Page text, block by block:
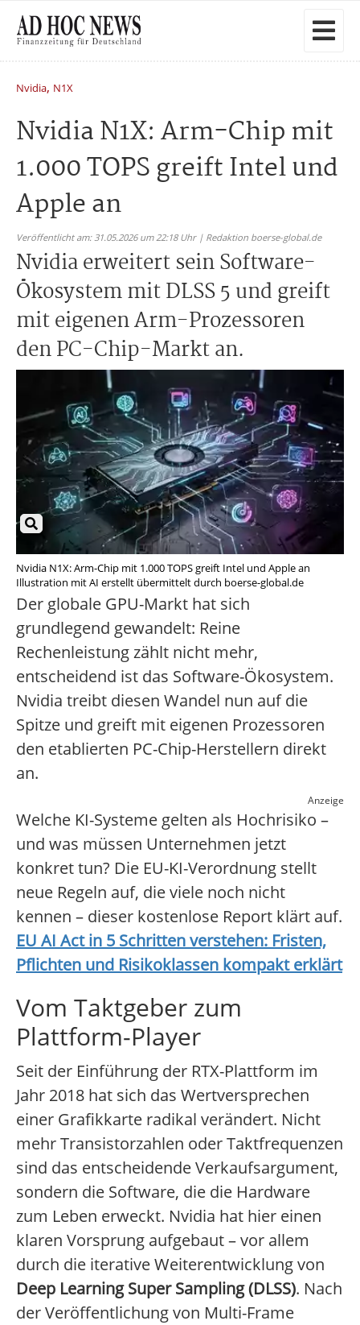
Nvidia, N1X
Nvidia N1X: Arm-Chip mit
1.000 TOPS greift Intel und
Apple an
Veröffentlicht am: 31.05.2026 um 22:18 Uhr | Redaktion boerse-global.de
Nvidia erweitert sein Software-
Ökosystem mit DLSS 5 und greift
mit eigenen Arm-Prozessoren
den PC-Chip-Markt an.
Nvidia N1X: Arm-Chip mit 1.000 TOPS greift Intel und Apple an
Illustration mit AI erstellt übermittelt durch boerse-global.de
Der globale GPU-Markt hat sich
grundlegend gewandelt: Reine
Rechenleistung zählt nicht mehr,
entscheidend ist das Software-Ökosystem.
Nvidia treibt diesen Wandel nun auf die
Spitze und greift mit eigenen Prozessoren
den etablierten PC-Chip-Herstellern direkt
an.
Anzeige
Welche KI-Systeme gelten als Hochrisiko –
und was müssen Unternehmen jetzt
konkret tun? Die EU-KI-Verordnung stellt
neue Regeln auf, die viele noch nicht
kennen – dieser kostenlose Report klärt auf.
EU AI Act in 5 Schritten verstehen: Fristen,
Pflichten und Risikoklassen kompakt erklärt
Vom Taktgeber zum
Plattform-Player
Seit der Einführung der RTX-Plattform im
Jahr 2018 hat sich das Wertversprechen
einer Grafikkarte radikal verändert. Nicht
mehr Transistorzahlen oder Taktfrequenzen
sind das entscheidende Verkaufsargument,
sondern die Software, die die Hardware
zum Leben erweckt. Nvidia hat hier einen
klaren Vorsprung aufgebaut – vor allem
durch die iterative Weiterentwicklung von
Deep Learning Super Sampling (DLSS). Nach
der Veröffentlichung von Multi-Frame